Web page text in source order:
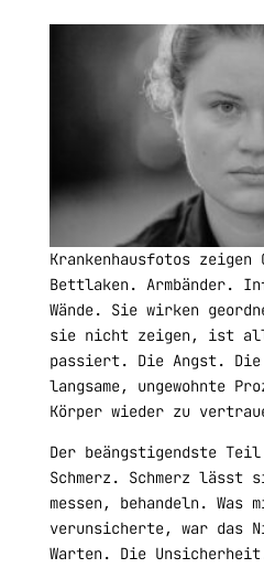
Krankenhausfotos zeigen
Bettlaken. Armbänder.
Wände. Sie wirken
sie nicht zeigen, ist
passiert. Die Angst. Die
langsame, ungewohnte
Körper wieder zu
Der beängstigendste
Schmerz. Schmerz lässt
messen, behandeln. Was
verunsicherte, war das
Warten. Die